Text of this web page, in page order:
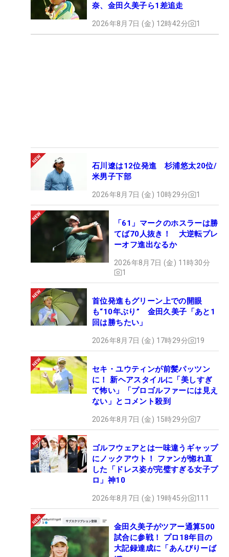
奈、金田久美子ら1差追走
2026年8月7日 (金) 12時42分 1
石川遼は12位発進 杉浦悠太20位/
米男子下部
2026年8月7日 (金) 10時29分 1
「61」マークのホスラーは勝
てば70人抜き！ 大逆転プレ
ーオフ進出なるか
2026年8月7日 (金) 11時30分
1
首位発進もグリーン上での開眼
も“10年ぶり” 金田久美子「あと1
回は勝ちたい」
2026年8月7日 (金) 17時29分 19
セキ・ユウティンが前髪パッツン
に！ 新ヘアスタイルに「美しすぎ
て怖い」「プロゴルファーには見え
ない」とコメント殺到
2026年8月7日 (金) 15時29分 7
ゴルフウェアとは一味違うギャップ
にノックアウト！ ファンが惚れ直
した「ドレス姿が完璧すぎる女子プ
ロ」神10
2026年8月7日 (金) 19時45分 111
金田久美子がツアー通算500
試合に参戦！ プロ18年目の
大記録達成に「あんびりーば